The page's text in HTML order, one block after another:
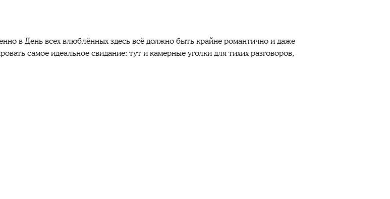
в День всех влюблённых здесь всё должно быть крайне романтично и даже
самое идеальное свидание: тут и камерные уголки для тихих разговоров,